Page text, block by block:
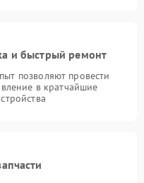
и быстрый ремонт
позволяют провести
в кратчайшие